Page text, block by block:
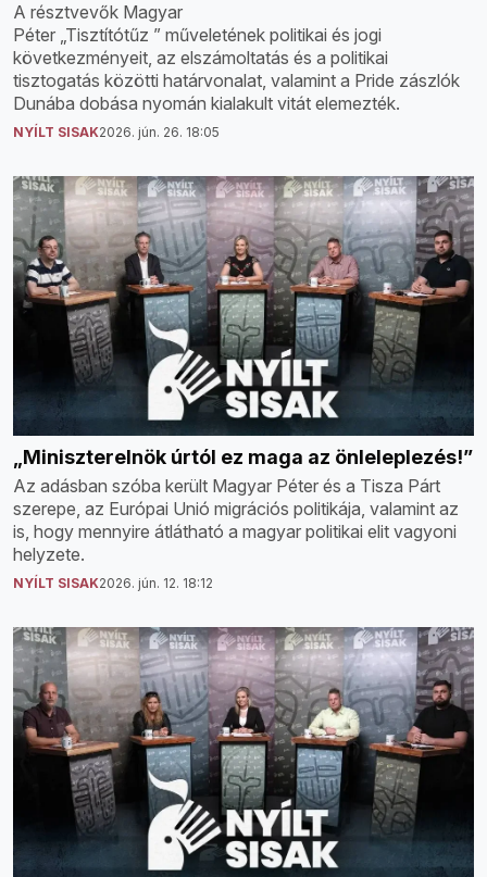
A résztvevők Magyar
Péter „Tisztítótűz ” műveletének politikai és jogi
következményeit, az elszámoltatás és a politikai
tisztogatás közötti határvonalat, valamint a Pride zászlók
Dunába dobása nyomán kialakult vitát elemezték.
NYÍLT SISAK2026. jún. 26. 18:05
„Miniszterelnök úrtól ez maga az önleleplezés!”
Az adásban szóba került Magyar Péter és a Tisza Párt
szerepe, az Európai Unió migrációs politikája, valamint az
is, hogy mennyire átlátható a magyar politikai elit vagyoni
helyzete.
NYÍLT SISAK2026. jún. 12. 18:12